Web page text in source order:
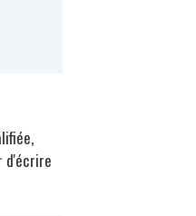
d'écrire